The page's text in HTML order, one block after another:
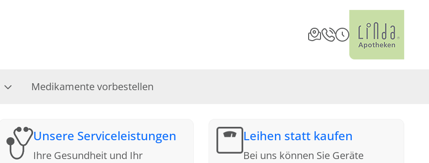
Medikamente vorbestellen
Unsere Serviceleistungen
Ihre Gesundheit und Ihr
Leihen statt kaufen
Bei uns können Sie Geräte